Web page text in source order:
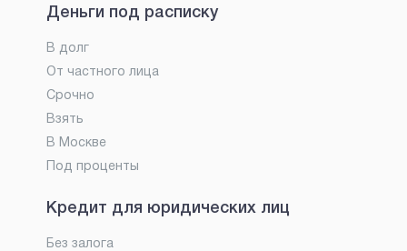
Деньги под расписку
В долг
От частного лица
Срочно
Взять
В Москве
Под проценты
Кредит для юридических лиц
Без залога